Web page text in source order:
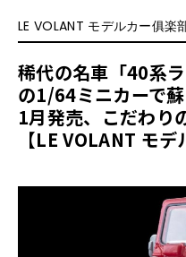
LE VOLANT モデルカー俱楽
稀代の名車「40系
の1/64ミニカーで
1月発売、こだわり
【LE VOLANT モデ